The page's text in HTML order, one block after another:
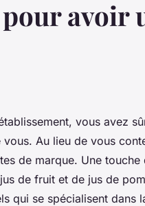
avoir
vous avez
Au lieu de vous
de marque. Une touche
de fruit et de jus de
qui se spécialisent dans